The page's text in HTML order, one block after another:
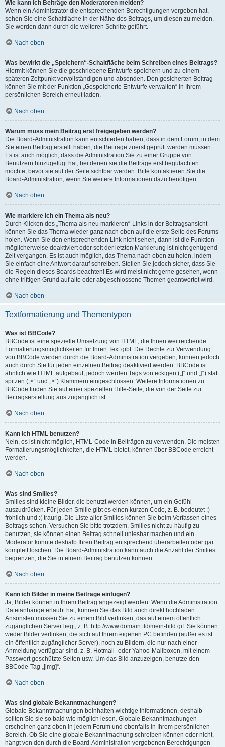
Wie kann ich Beiträge den Moderatoren melden?
Wenn ein Administrator die entsprechenden Berechtigungen vergeben hat,
sehen Sie eine Schaltfläche in der Nähe des Beitrags, um diesen zu melden.
Sie werden dann durch die weiteren Schritte geführt.
Nach oben
Was bewirkt die „Speichern“-Schaltfläche beim Schreiben eines Beitrags?
Hiermit können Sie die geschriebene Entwürfe speichern und zu einem
späteren Zeitpunkt vervollständigen und absenden. Den gesicherten Beitrag
können Sie mit der Funktion „Gespeicherte Entwürfe verwalten“ in Ihrem
persönlichen Bereich erneut laden.
Nach oben
Warum muss mein Beitrag erst freigegeben werden?
Die Board-Administration kann entschieden haben, dass in dem Forum, in dem
Sie einen Beitrag erstellt haben, die Beiträge zuerst geprüft werden müssen.
Es ist auch möglich, dass die Administration Sie zu einer Gruppe von
Benutzern hinzugefügt hat, bei denen sie die Beiträge erst begutachten
möchte, bevor sie auf der Seite sichtbar werden. Bitte kontaktieren Sie die
Board-Administration, wenn Sie weitere Informationen dazu benötigen.
Nach oben
Wie markiere ich ein Thema als neu?
Durch Klicken des „Thema als neu markieren“-Links in der Beitragsansicht
können Sie das Thema wieder ganz nach oben auf die erste Seite des Forums
holen. Wenn Sie den entsprechenden Link nicht sehen, dann ist die Funktion
möglicherweise deaktiviert oder seit der letzten Markierung ist nicht genügend
Zeit vergangen. Es ist auch möglich, das Thema nach oben zu holen, indem
Sie einfach eine Antwort darauf schreiben. Stellen Sie jedoch sicher, dass Sie
die Regeln dieses Boards beachten! Es wird meist nicht gerne gesehen, wenn
ohne triftigen Grund auf alte oder abgeschlossene Themen geantwortet wird.
Nach oben
Textformatierung und Thementypen
Was ist BBCode?
BBCode ist eine spezielle Umsetzung von HTML, die Ihnen weitreichende
Formatierungsmöglichkeiten für Ihren Text gibt. Die Rechte zur Verwendung
von BBCode werden durch die Board-Administration vergeben, können jedoch
auch durch Sie für jeden einzelnen Beitrag deaktiviert werden. BBCode ist
ähnlich wie HTML aufgebaut, jedoch werden Tags von eckigen („[“ und „]“) statt
spitzen („<“ und „>“) Klammern eingeschlossen. Weitere Informationen zu
BBCode finden Sie auf einer speziellen Hilfe-Seite, die von der Seite zur
Beitragserstellung aus zugänglich ist.
Nach oben
Kann ich HTML benutzen?
Nein, es ist nicht möglich, HTML-Code in Beiträgen zu verwenden. Die meisten
Formatierungsmöglichkeiten, die HTML bietet, können über BBCode erreicht
werden.
Nach oben
Was sind Smilies?
Smilies sind kleine Bilder, die benutzt werden können, um ein Gefühl
auszudrücken. Für jeden Smilie gibt es einen kurzen Code, z. B. bedeutet :)
fröhlich und :( traurig. Die Liste aller Smilies können Sie beim Verfassen eines
Beitrags sehen. Versuchen Sie bitte trotzdem, Smilies nicht zu häufig zu
benutzen, sie können einen Beitrag schnell unlesbar machen und ein
Moderator könnte deshalb Ihren Beitrag entsprechend überarbeiten oder gar
komplett löschen. Die Board-Administration kann auch die Anzahl der Smilies
begrenzen, die Sie in einem Beitrag benutzen können.
Nach oben
Kann ich Bilder in meine Beiträge einfügen?
Ja, Bilder können in Ihrem Beitrag angezeigt werden. Wenn die Administration
Dateianhänge erlaubt hat, können Sie das Bild auch direkt hochladen.
Ansonsten müssen Sie zu einem Bild verlinken, das auf einem öffentlich
zugänglichen Server liegt, z. B. http://www.domain.tld/mein-bild.gif. Sie können
weder Bilder verlinken, die sich auf Ihrem eigenen PC befinden (außer es ist
ein öffentlich zugänglicher Server), noch zu Bildern, die nur nach einer
Anmeldung verfügbar sind, z. B. Hotmail- oder Yahoo-Mailboxen, mit einem
Passwort geschützte Seiten usw. Um das Bild anzuzeigen, benutze den
BBCode-Tag „[img]“.
Nach oben
Was sind globale Bekanntmachungen?
Globale Bekanntmachungen beinhalten wichtige Informationen, deshalb
sollten Sie sie so bald wie möglich lesen. Globale Bekanntmachungen
erscheinen ganz oben in jedem Forum und ebenfalls in Ihrem persönlichen
Bereich. Ob Sie eine globale Bekanntmachung schreiben können oder nicht,
hängt von den durch die Board-Administration vergebenen Berechtigungen